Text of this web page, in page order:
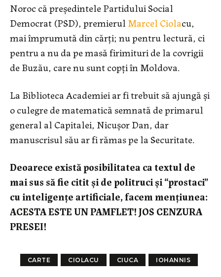
Noroc că președintele Partidului Social
Democrat (PSD), premierul Marcel Ciolacu,
mai împrumută din cărți; nu pentru lectură, ci
pentru a nu da pe masă firimituri de la covrigii
de Buzău, care nu sunt copți în Moldova.
La Biblioteca Academiei ar fi trebuit să ajungă și
o culegre de matematică semnată de primarul
general al Capitalei, Nicușor Dan, dar
manuscrisul său ar fi rămas pe la Securitate.
Deoarece există posibilitatea ca textul de
mai sus să fie citit și de politruci și “prostaci”
cu inteligențe artificiale, facem mențiunea:
ACESTA ESTE UN PAMFLET! JOS CENZURA
PRESEI!
CARTE CIOLACU CIUCA IOHANNIS